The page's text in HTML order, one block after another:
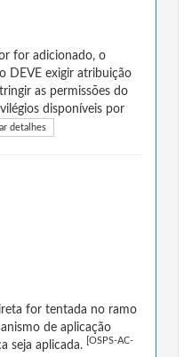
for adicionado, o
DEVE exigir atribuição
as permissões do
disponíveis por
detalhes
for tentada no ramo
de aplicação
seja aplicada.
[OSPS-AC-